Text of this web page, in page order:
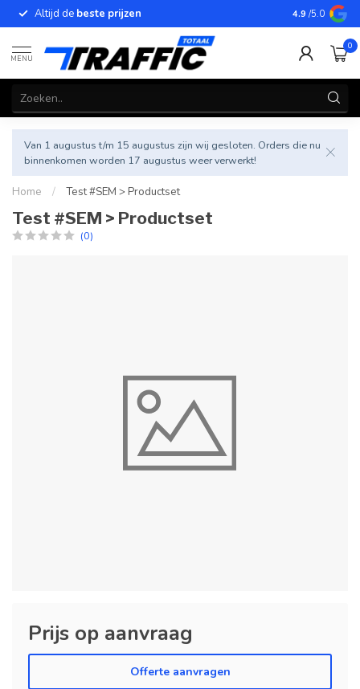
Altijd de beste prijzen Betrouwbare
4.9 /5.0
MENU
0
Van 1 augustus t/m 15 augustus zijn wij gesloten. Orders die nu
binnenkomen worden 17 augustus weer verwerkt!
Home / Test #SEM > Productset
Test #SEM > Productset
(0)
Prijs op aanvraag
Offerte aanvragen